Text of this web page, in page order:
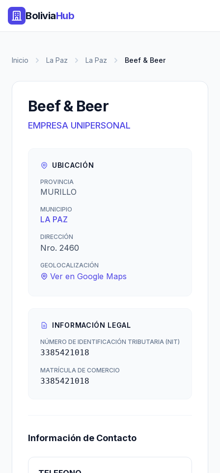
BoliviaHub
Inicio La Paz La Paz Beef & Beer
Beef & Beer
EMPRESA UNIPERSONAL
UBICACIÓN
PROVINCIA
MURILLO
MUNICIPIO
LA PAZ
DIRECCIÓN
Nro. 2460
GEOLOCALIZACIÓN
Ver en Google Maps
INFORMACIÓN LEGAL
NÚMERO DE IDENTIFICACIÓN TRIBUTARIA (NIT)
3385421018
MATRÍCULA DE COMERCIO
3385421018
Información de Contacto